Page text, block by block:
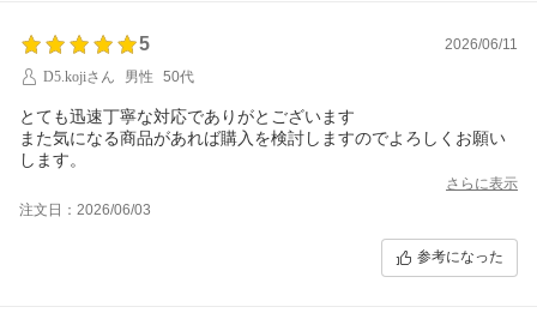
5
2026/06/11
D5.kojiさん
男性 50代
とても迅速丁寧な対応でありがとございます
また気になる商品があれば購入を検討しますのでよろしくお願い
します。
さらに表示
注文日：2026/06/03
参考になった